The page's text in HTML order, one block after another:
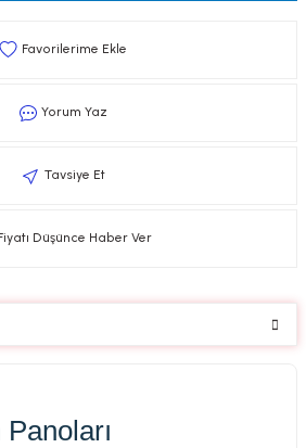
Yorum Yaz
Tavsiye Et
Düşünce Haber Ver